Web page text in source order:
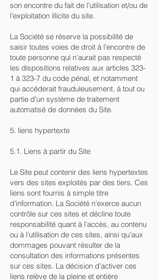
son encontre du fait de l’utilisation et/ou de
l’exploitation illicite du site.
La Société se réserve la possibilité de
saisir toutes voies de droit à l’encontre de
toute personne qui n’aurait pas respecté
les dispositions relatives aux articles 323-
1 à 323-7 du code pénal, et notamment
qui accéderait frauduleusement, à tout ou
partie d’un système de traitement
automatisé de données du Site.
5. liens hypertexte
5.1. Liens à partir du Site
Le Site peut contenir des liens hypertextes
vers des sites exploités par des tiers. Ces
liens sont fournis à simple titre
d’information. La Société n’exerce aucun
contrôle sur ces sites et décline toute
responsabilité quant à l’accès, au contenu
ou à l’utilisation de ces sites, ainsi qu’aux
dommages pouvant résulter de la
consultation des informations présentes
sur ces sites. La décision d’activer ces
liens relève de la pleine et entière